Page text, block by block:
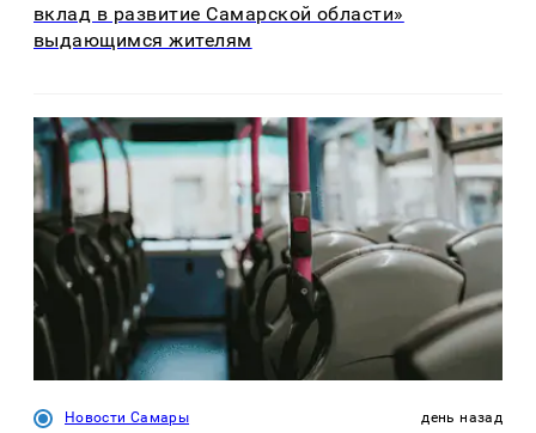
вклад в развитие Самарской области»
выдающимся жителям
Новости Самары день назад